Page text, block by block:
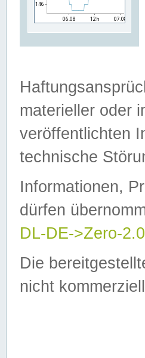
materieller oder
veröffentlichten
technische
Informationen,
dürfen
DL-DE->Zero-2.0
Die
nicht